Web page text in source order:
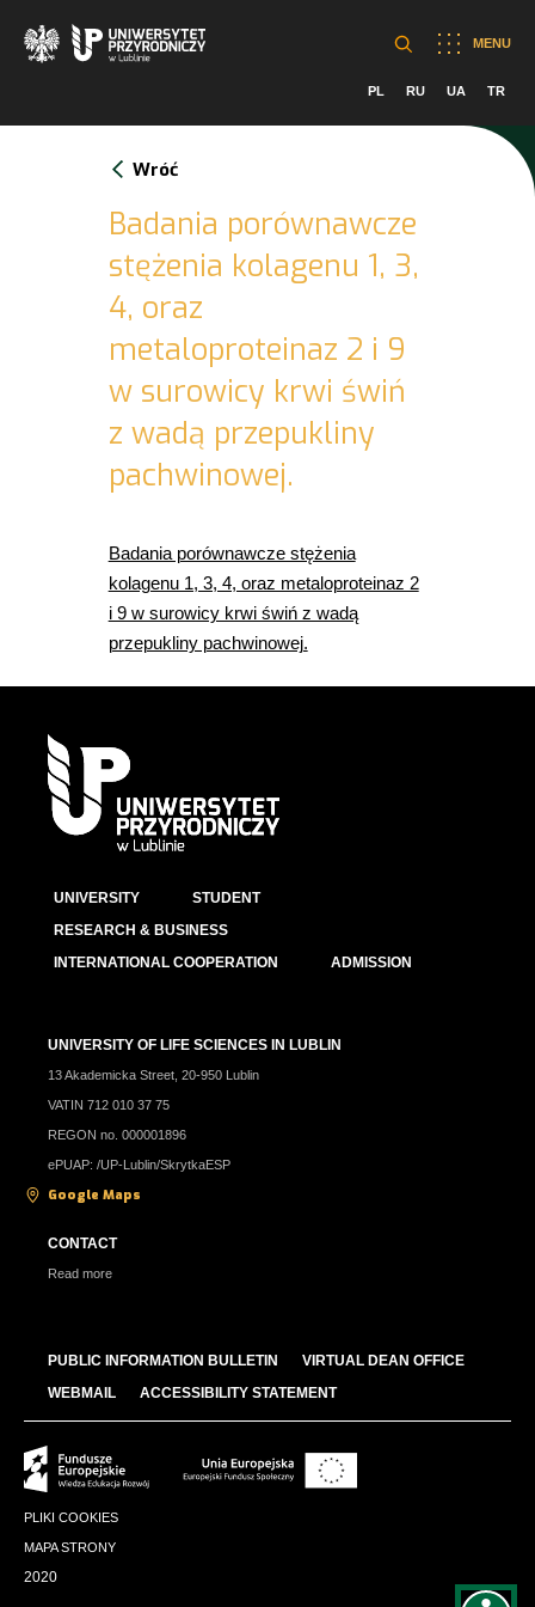
MENU
PL RU UA TR
Wróć
Badania porównawcze
stężenia kolagenu 1, 3,
4, oraz
metaloproteinaz 2 i 9
w surowicy krwi świń
z wadą przepukliny
pachwinowej.
Badania porównawcze stężenia
kolagenu 1, 3, 4, oraz metaloproteinaz 2
i 9 w surowicy krwi świń z wadą
przepukliny pachwinowej.
UNIVERSITY
STUDENT
RESEARCH & BUSINESS
INTERNATIONAL COOPERATION
ADMISSION
UNIVERSITY OF LIFE SCIENCES IN LUBLIN
13 Akademicka Street, 20-950 Lublin
VATIN 712 010 37 75
REGON no. 000001896
ePUAP: /UP-Lublin/SkrytkaESP
Google Maps
CONTACT
Read more
PUBLIC INFORMATION BULLETIN
VIRTUAL DEAN OFFICE
WEBMAIL
ACCESSIBILITY STATEMENT
PLIKI COOKIES
MAPA STRONY
2020